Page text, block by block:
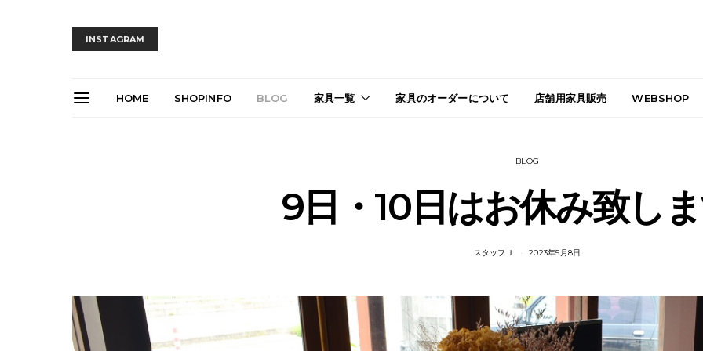
INSTAGRAM
HOME SHOPINFO BLOG 家具一覧 家具のオーダーについて 店舗用家具販売 WEBSHOP
BLOG
9日・10日はお休み致し
スタッフＪ 2023年5月8日